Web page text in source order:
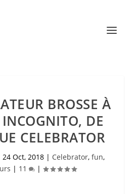
BROSSE À
DE
CELEBRATOR
24 Oct, 2018| Celebrator, fun,
| 11 |